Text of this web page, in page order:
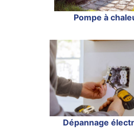
Pompe à
Dépannage